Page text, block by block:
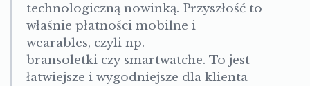
technologiczną nowinką. Przyszłość to
właśnie płatności mobilne i
wearables, czyli np.
bransoletki czy smartwatche. To jest
łatwiejsze i wygodniejsze dla klienta –